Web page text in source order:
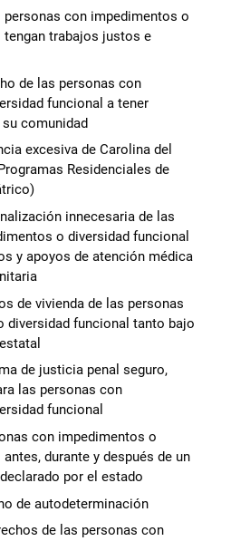
personas con impedimentos o
trabajos justos e
de las personas con
funcional a tener
comunidad
excesiva de Carolina del
Residenciales de
innecesaria de las
o diversidad funcional
y apoyos de atención médica
de vivienda de las personas
diversidad funcional tanto bajo
de justicia penal seguro,
las personas con
funcional
con impedimentos o
durante y después de un
por el estado
de autodeterminación
de las personas con